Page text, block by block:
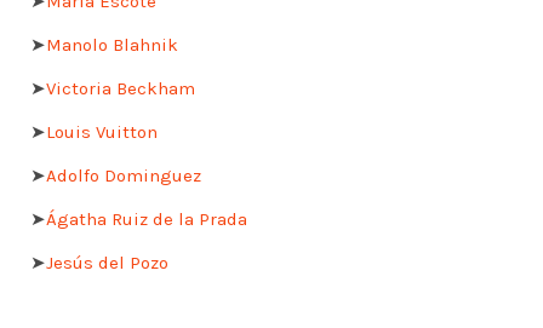
➤Manolo Blahnik
➤Victoria Beckham
➤Louis Vuitton
➤Adolfo Dominguez
➤Ágatha Ruiz de la Prada
➤Jesús del Pozo